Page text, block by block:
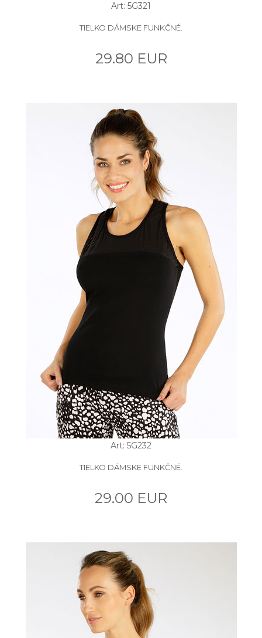
Art: 5G321
TIELKO DÁMSKE FUNKČNÉ.
29.80 EUR
Art: 5G232
TIELKO DÁMSKE FUNKČNÉ.
29.00 EUR